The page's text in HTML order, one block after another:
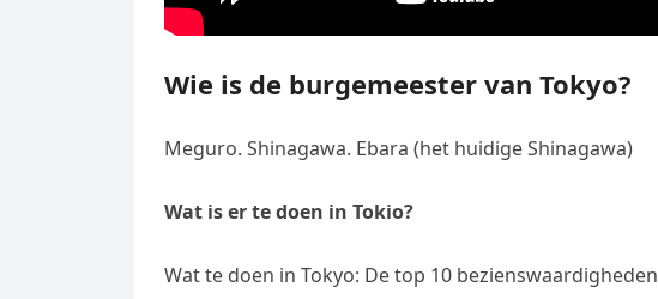
Wie is de burgemeester van Tokyo?
Meguro. Shinagawa. Ebara (het huidige Shinagawa)
Wat is er te doen in Tokio?
Wat te doen in Tokyo: De top 10 bezienswaardigheden